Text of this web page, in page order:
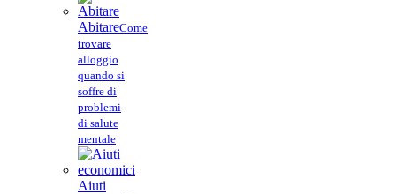
AbitareCome
trovare
alloggio
quando si
soffre di
problemi
di salute
mentale
Aiuti